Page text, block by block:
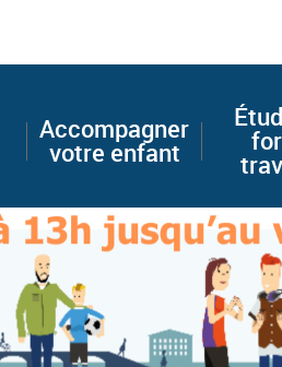
Accompagner
votre enfant